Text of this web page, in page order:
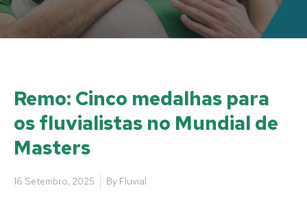
Remo: Cinco medalhas para
os fluvialistas no Mundial de
Masters
16 Setembro, 2025 By Fluvial